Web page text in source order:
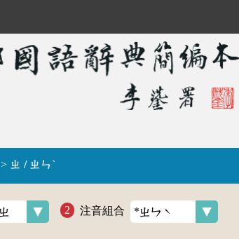
> ㄓ / ㄓㄣˋ
注音組合